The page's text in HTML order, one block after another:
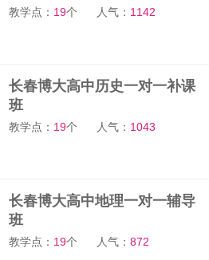
教学点： 19个 人气： 1142
长春博大高中历史一对一补课
班
教学点： 19个 人气： 1043
长春博大高中地理一对一辅导
班
教学点： 19个 人气：872